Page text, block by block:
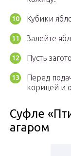
Кубики
Залейте
Пусть
Перед
корицей и
Суфле
агаром